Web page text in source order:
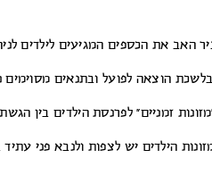
האב את הכספים המגיעים לילדים
הוצאה לפועל ובתנאים מסוימים
זמניים” לפרנסת הילדים בין
הילדים יש לצפות ולנבא פני